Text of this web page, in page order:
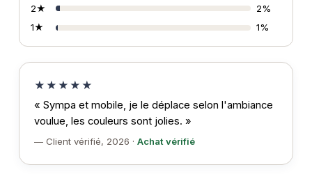
2★
2%
1★
1%
★★★★★
« Sympa et mobile, je le déplace selon l'ambiance
voulue, les couleurs sont jolies. »
— Client vérifié, 2026 · Achat vérifié